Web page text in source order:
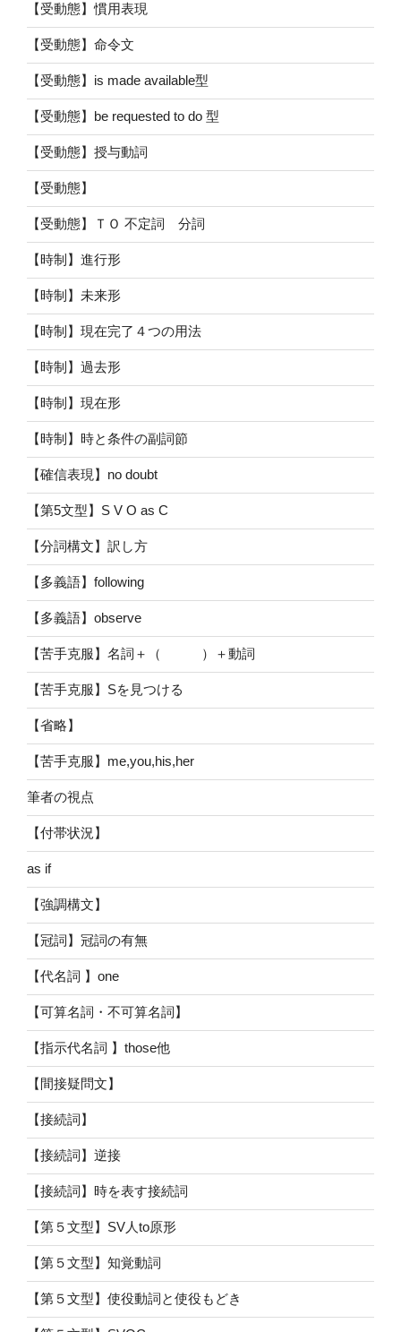
【受動態】慣用表現
【受動態】命令文
【受動態】is made available型
【受動態】be requested to do 型
【受動態】授与動詞
【受動態】
【受動態】ＴＯ 不定詞 分詞
【時制】進行形
【時制】未来形
【時制】現在完了４つの用法
【時制】過去形
【時制】現在形
【時制】時と条件の副詞節
【確信表現】no doubt
【第5文型】S V O as C
【分詞構文】訳し方
【多義語】following
【多義語】observe
【苦手克服】名詞＋（ ）＋動詞
【苦手克服】Sを見つける
【省略】
【苦手克服】me,you,his,her
筆者の視点
【付帯状況】
as if
【強調構文】
【冠詞】冠詞の有無
【代名詞 】one
【可算名詞・不可算名詞】
【指示代名詞 】those他
【間接疑問文】
【接続詞】
【接続詞】逆接
【接続詞】時を表す接続詞
【第５文型】SV人to原形
【第５文型】知覚動詞
【第５文型】使役動詞と使役もどき